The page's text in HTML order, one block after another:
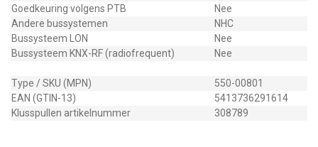
Goedkeuring volgens PTB
Nee
Andere bussystemen
NHC
Bussysteem LON
Nee
Bussysteem KNX-RF (radiofrequent)
Nee
Type / SKU (MPN)
550-00801
EAN (GTIN-13)
5413736291614
Klusspullen artikelnummer
308789